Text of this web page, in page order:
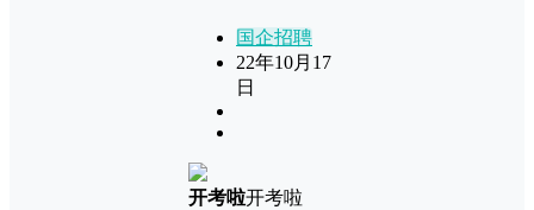
国企招聘
22年10月17
日
开考啦开考啦